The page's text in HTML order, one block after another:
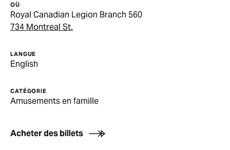
OÙ
Royal Canadian Legion Branch 560
734 Montreal St.
LANGUE
English
CATÉGORIE
Amusements en famille
Acheter des billets